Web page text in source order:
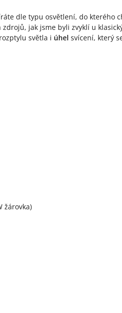
dle typu osvětlení, do kterého
jak jsme byli zvyklí u
světla i úhel svícení, který
žárovka)